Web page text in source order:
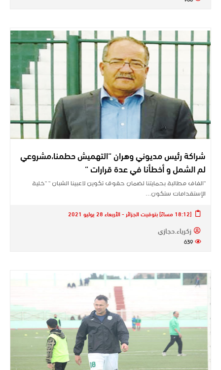
شراكة رئيس مديوني وهران “التهميش حطمنا،مشروعي
لم الشمل و أخطأنا في عدة قرارات “
“الفاف مطالبة بحمايتنا لضمان حقوق تكوين لاعبينا الشبان “ “خلية
الإستقدامات ستكون…
[18:12 مساءً] بتوقيت الجزائر - الأربعاء 28 يوليو 2021
زكرياء.حجازي
639